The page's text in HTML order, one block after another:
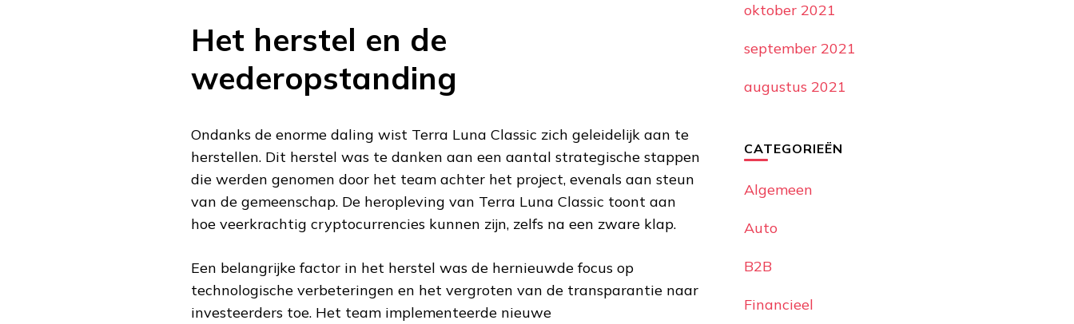
Het herstel en de
wederopstanding
Ondanks de enorme daling wist Terra Luna Classic zich geleidelijk aan te
herstellen. Dit herstel was te danken aan een aantal strategische stappen
die werden genomen door het team achter het project, evenals aan steun
van de gemeenschap. De heropleving van Terra Luna Classic toont aan
hoe veerkrachtig cryptocurrencies kunnen zijn, zelfs na een zware klap.
Een belangrijke factor in het herstel was de hernieuwde focus op
technologische verbeteringen en het vergroten van de transparantie naar
investeerders toe. Het team implementeerde nieuwe
oktober 2021
september 2021
augustus 2021
CATEGORIEËN
Algemeen
Auto
B2B
Financieel